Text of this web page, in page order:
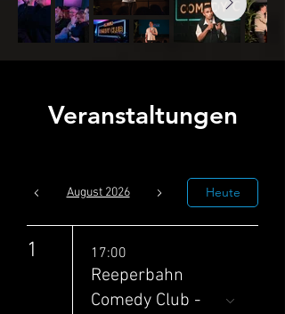
Veranstaltungen
August 2026 Heute
1 17:00
Reeperbahn
Comedy Club -